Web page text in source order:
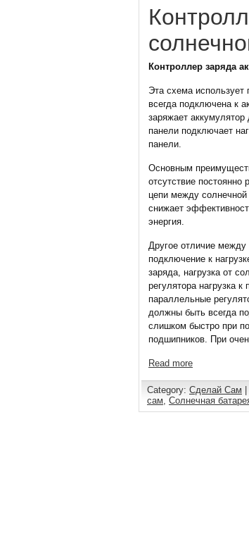
Контроллер заряда
Эта схема
всегда подключена к
заряжает
панели подключает
панели.
Основным
отсутствие
цепи между
снижает
энергия.
Другое отличие
подключение к
заряда, нагрузка от
регулятора нагрузка
параллельные
должны быть всегда
слишком быстро при
подшипников. При
Read more
Category: Сделай Сам
сам, Солнечная